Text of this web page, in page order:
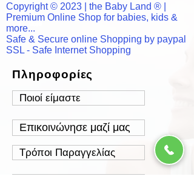
Copyright © 2023 | the Baby Land ® |
Premium Online Shop for babies, kids &
more...
Safe & Secure online Shopping by paypal
SSL - Safe Internet Shopping
Πληροφορίες
Ποιοί είμαστε
Επικοινώνησε μαζί μας
Τρόποι Παραγγελίας